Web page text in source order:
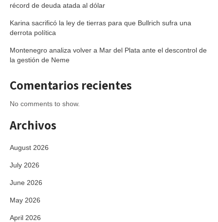
récord de deuda atada al dólar
Karina sacrificó la ley de tierras para que Bullrich sufra una
derrota política
Montenegro analiza volver a Mar del Plata ante el descontrol de
la gestión de Neme
Comentarios recientes
No comments to show.
Archivos
August 2026
July 2026
June 2026
May 2026
April 2026